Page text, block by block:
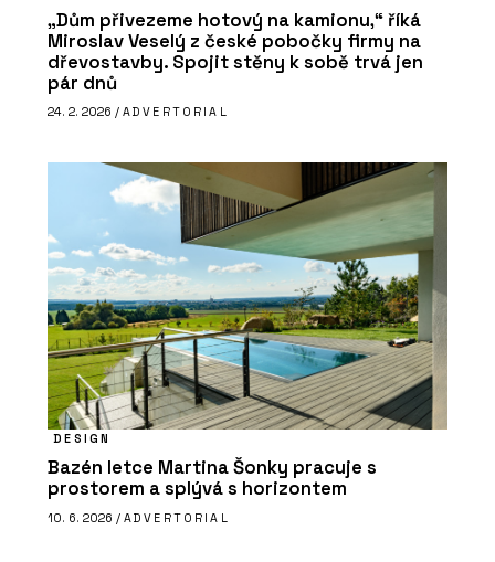
„Dům přivezeme hotový na kamionu,“ říká
Miroslav Veselý z české pobočky firmy na
dřevostavby. Spojit stěny k sobě trvá jen
pár dnů
24. 2. 2026 / ADVERTORIAL
DESIGN
Bazén letce Martina Šonky pracuje s
prostorem a splývá s horizontem
10. 6. 2026 / ADVERTORIAL